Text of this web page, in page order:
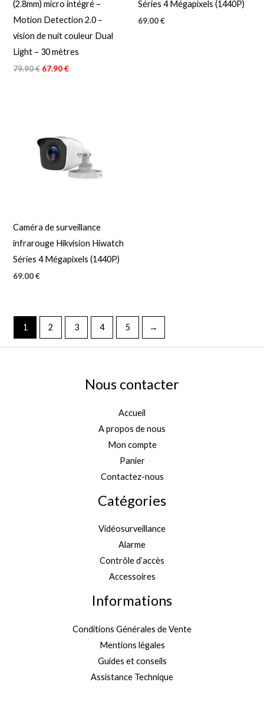
(2.8mm) micro intégré –
Motion Detection 2.0 –
vision de nuit couleur Dual
Light – 30 mètres
79.90€ 67.90€
Séries 4 Mégapixels (1440P)
69.00€
Caméra de surveillance
infrarouge Hikvision Hiwatch
Séries 4 Mégapixels (1440P)
69.00€
1 2 3 4 5 →
Nous contacter
Accueil
A propos de nous
Mon compte
Panier
Contactez-nous
Catégories
Vidéosurveillance
Alarme
Contrôle d’accès
Accessoires
Informations
Conditions Générales de Vente
Mentions légales
Guides et conseils
Assistance Technique